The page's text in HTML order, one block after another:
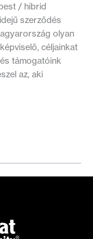
/ hibrid
szerződés
olyan
céljainkat
támogatóink
az, aki